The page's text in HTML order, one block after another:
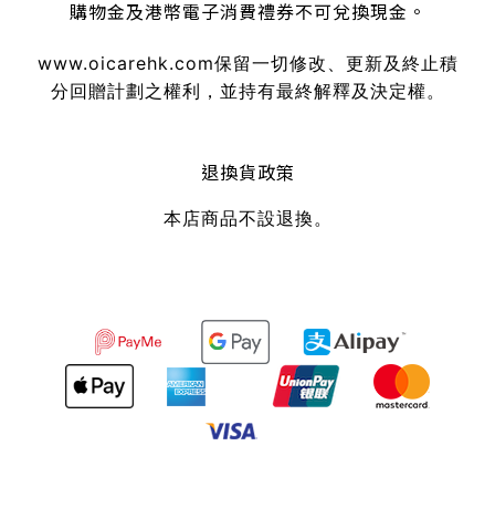
購物金及港幣電子消費禮券不可兌換現金。
www.oicarehk.com保留一切修改、更新及終止積
分回贈計劃之權利，並持有最終解釋及決定權。
退換貨政策
本店商品不設退換。